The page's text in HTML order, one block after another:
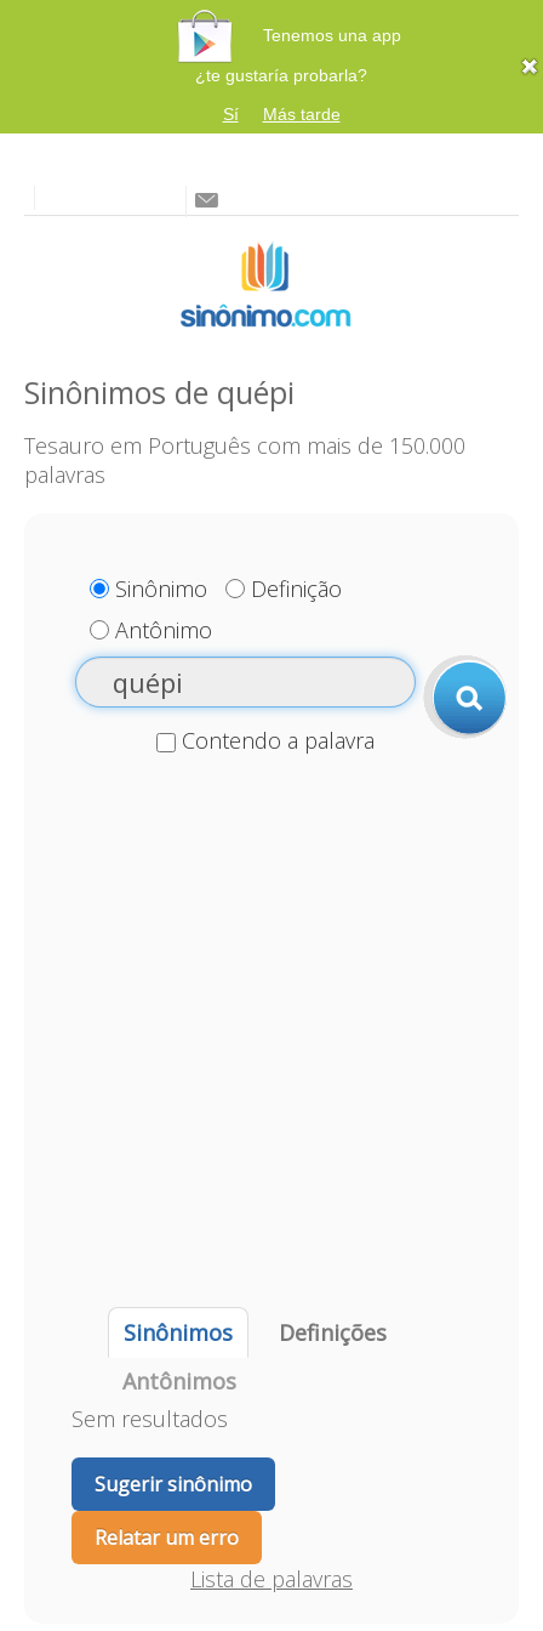
Tenemos una app
¿te gustaría probarla?
Sí
Más tarde
Sinônimos de quépi
Tesauro em Português com mais de 150.000
palavras
Sinônimo
Definição
Antônimo
Contendo a palavra
Sinônimos
Definições
Antônimos
Sem resultados
Sugerir sinônimo
Relatar um erro
Lista de palavras